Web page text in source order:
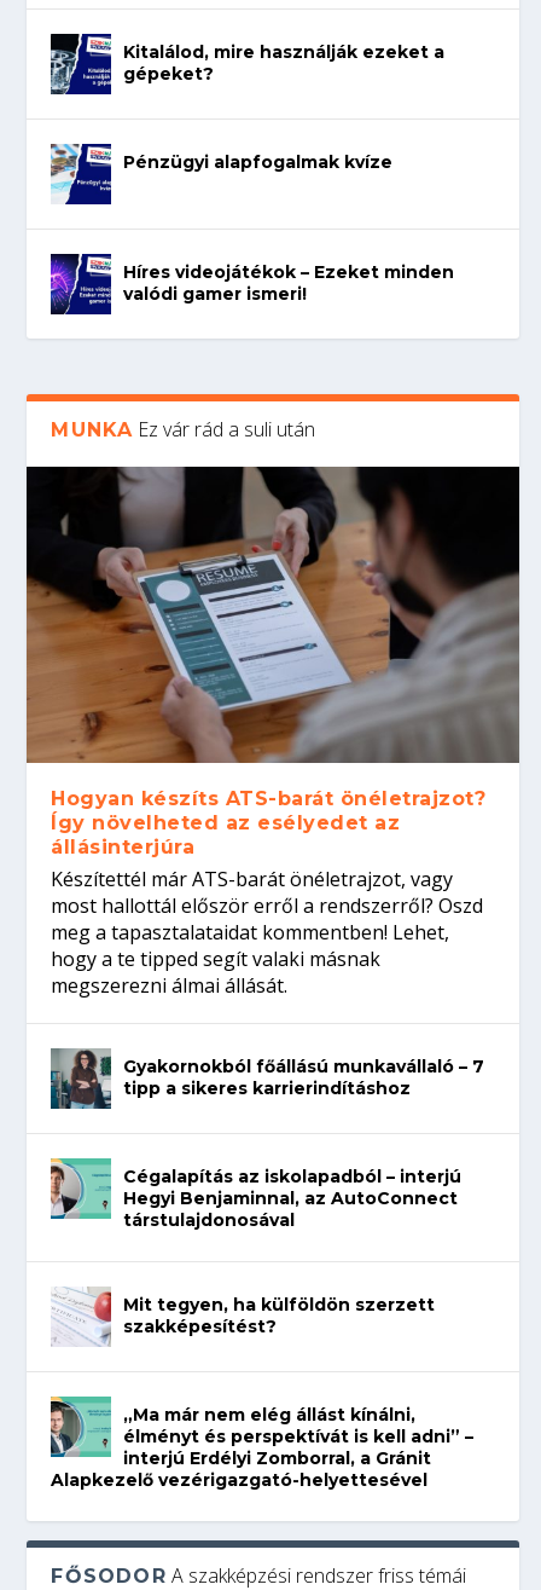
Kitalálod, mire használják ezeket a
gépeket?
Pénzügyi alapfogalmak kvíze
Híres videojátékok – Ezeket minden
valódi gamer ismeri!
MUNKA Ez vár rád a suli után
Hogyan készíts ATS-barát önéletrajzot?
Így növelheted az esélyedet az
állásinterjúra
Készítettél már ATS-barát önéletrajzot, vagy
most hallottál először erről a rendszerről? Oszd
meg a tapasztalataidat kommentben! Lehet,
hogy a te tipped segít valaki másnak
megszerezni álmai állását.
Gyakornokból főállású munkavállaló – 7
tipp a sikeres karrierindításhoz
Cégalapítás az iskolapadból – interjú
Hegyi Benjaminnal, az AutoConnect
társtulajdonosával
Mit tegyen, ha külföldön szerzett
szakképesítést?
„Ma már nem elég állást kínálni,
élményt és perspektívát is kell adni” –
interjú Erdélyi Zomborral, a Gránit
Alapkezelő vezérigazgató-helyettesével
FŐSODOR A szakképzési rendszer friss témái